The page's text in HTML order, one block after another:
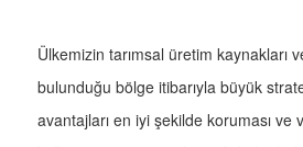
Ülkemizin tarımsal üretim kaynakları
bulunduğu bölge itibarıyla büyük
avantajları en iyi şekilde koruması ve